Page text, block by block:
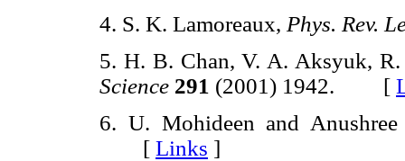
4. S. K. Lamoreaux, Phys. Rev.
5. H. B. Chan, V. A. Aksyuk,
Science 291 (2001) 1942. [
6. U. Mohideen and
[ Links ]